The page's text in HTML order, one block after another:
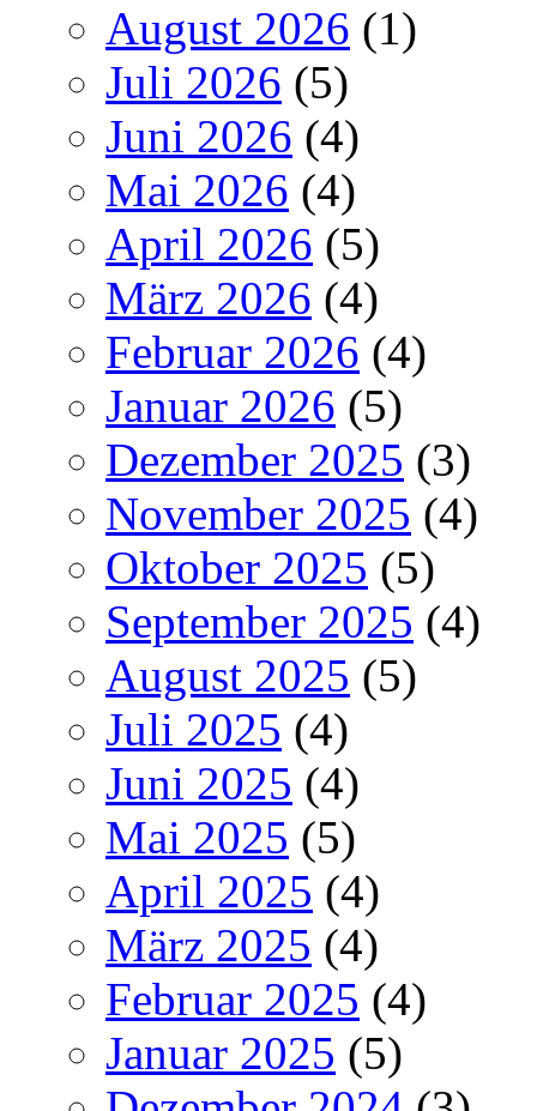
August 2026 (1)
Juli 2026 (5)
Juni 2026 (4)
Mai 2026 (4)
April 2026 (5)
März 2026 (4)
Februar 2026 (4)
Januar 2026 (5)
Dezember 2025 (3)
November 2025 (4)
Oktober 2025 (5)
September 2025 (4)
August 2025 (5)
Juli 2025 (4)
Juni 2025 (4)
Mai 2025 (5)
April 2025 (4)
März 2025 (4)
Februar 2025 (4)
Januar 2025 (5)